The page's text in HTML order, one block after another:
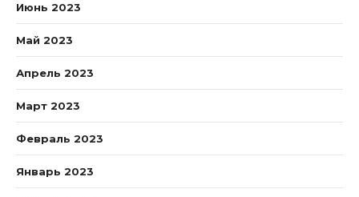
Июнь 2023
Май 2023
Апрель 2023
Март 2023
Февраль 2023
Январь 2023